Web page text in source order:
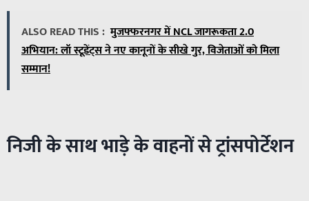
ALSO READ THIS : मुजफ्फरनगर में NCL जागरूकता 2.0
अभियान: लॉ स्टूडेंट्स ने नए कानूनों के सीखे गुर, विजेताओं को मिला
सम्मान!
निजी के साथ भाड़े के वाहनों से ट्रांसपोर्टेशन